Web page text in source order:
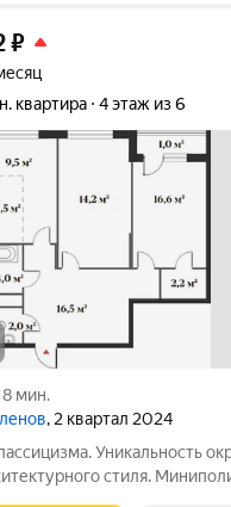
₽
квартира 4 этаж из 6
мин.
, 2 квартал 2024
Уникальность
стиля.